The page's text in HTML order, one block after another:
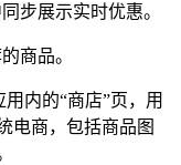
步展示实时优惠。
商品。
内的“商店”页，用
电商，包括商品图